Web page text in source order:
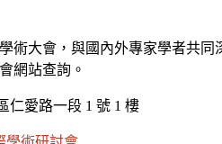
術大會，與國內外專家學者共
網站查詢。
仁愛路一段 1 號 1 樓